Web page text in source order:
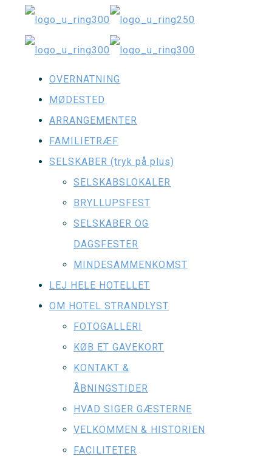
OVERNATNING
MØDESTED
ARRANGEMENTER
FAMILIETRÆF
SELSKABER (tryk på plus)
SELSKABSLOKALER
BRYLLUPSFEST
SELSKABER OG
DAGSFESTER
MINDESAMMENKOMST
LEJ HELE HOTELLET
OM HOTEL STRANDLYST
FOTOGALLERI
KØB ET GAVEKORT
KONTAKT &
ÅBNINGSTIDER
HVAD SIGER GÆSTERNE
VELKOMMEN & HISTORIEN
FACILITETER